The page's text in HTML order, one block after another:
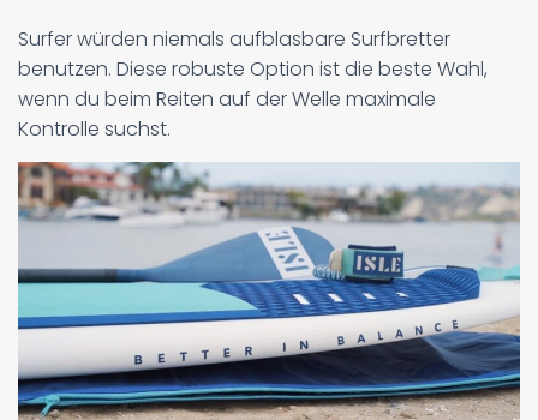
Surfer würden niemals aufblasbare Surfbretter
benutzen. Diese robuste Option ist die beste Wahl,
wenn du beim Reiten auf der Welle maximale
Kontrolle suchst.